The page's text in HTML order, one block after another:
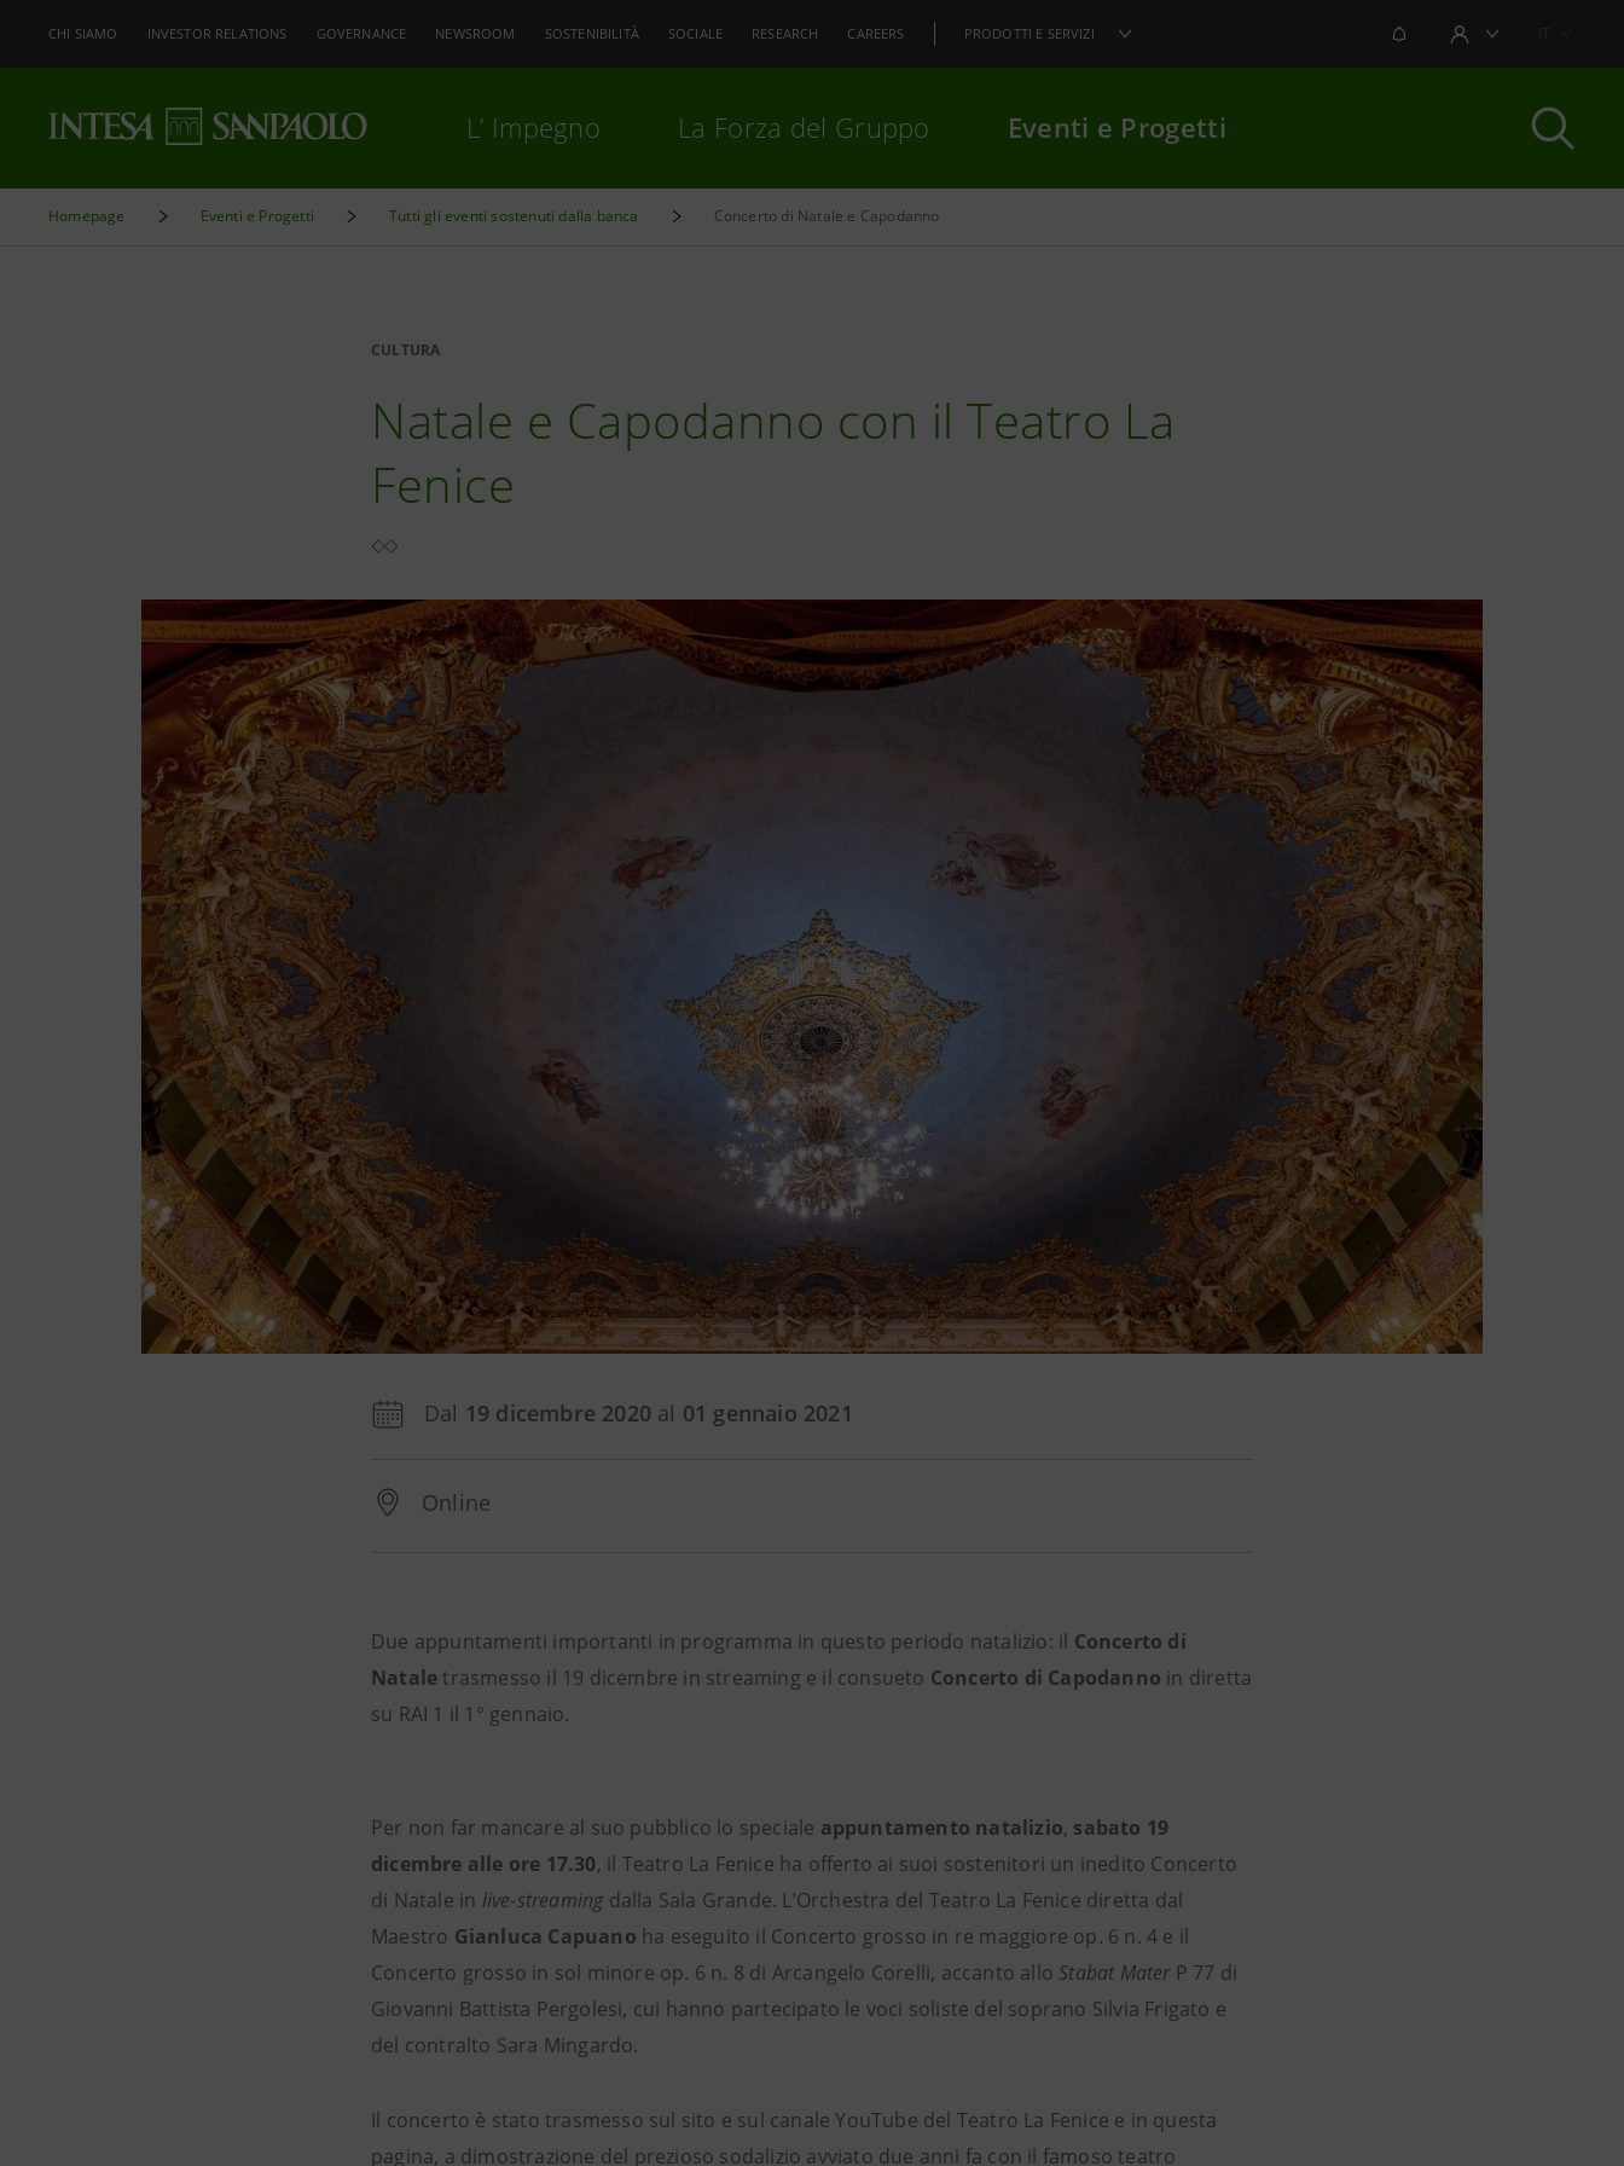
CHI SIAMO INVESTOR RELATIONS GOVERNANCE NEWSROOM SOSTENIBILITÀ SOCIALE RESEARCH CAREERS PRODOTTI E SERVIZI NOTIFICHEAREA UTENTE
L’ Impegno La Forza del Gruppo Eventi e Progetti
Homepage Eventi e Progetti Tutti gli eventi sostenuti dalla banca Concerto di Natale e Capodanno
CULTURA
Natale e Capodanno con il Teatro La
Fenice
Dal 19 dicembre 2020 al 01 gennaio 2021
Online
Due appuntamenti importanti in programma in questo periodo natalizio: il Concerto di
Nataletrasmesso il 19 dicembre in streaming e il consueto Concerto di Capodanno in diretta
su RAI 1 il 1° gennaio.
Per non far mancare al suo pubblico lo speciale appuntamento natalizio, sabato 19
dicembre alle ore 17.30, il Teatro La Fenice ha offerto ai suoi sostenitori un inedito Concerto
di Natale in live-streaming dalla Sala Grande. L’Orchestra del Teatro La Fenice diretta dal
Maestro Gianluca Capuano ha eseguito il Concerto grosso in re maggiore op. 6 n. 4 e il
Concerto grosso in sol minore op. 6 n. 8 di Arcangelo Corelli, accanto allo Stabat Mater P 77 di
Giovanni Battista Pergolesi, cui hanno partecipato le voci soliste del soprano Silvia Frigato e
del contralto Sara Mingardo.
Il concerto è stato trasmesso sul sito e sul canale YouTube del Teatro La Fenice e in questa
pagina, a dimostrazione del prezioso sodalizio avviato due anni fa con il famoso teatro